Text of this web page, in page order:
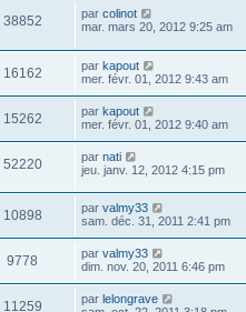
38852 par colinot
mar. mars 20, 2012 9:25 am
16162 par kapout
mer. févr. 01, 2012 9:43 am
15262 par kapout
mer. févr. 01, 2012 9:40 am
52220 par nati
jeu. janv. 12, 2012 4:15 pm
10898 par valmy33
sam. déc. 31, 2011 2:41 pm
9778 par valmy33
dim. nov. 20, 2011 6:46 pm
11259 par lelongrave